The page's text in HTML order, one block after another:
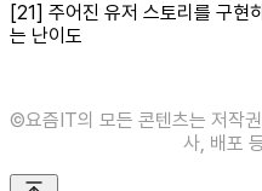
[21] 주어진 유저 스토리를 구현
는 난이도
©️요즘IT의 모든 콘텐츠는 저작
사, 배포